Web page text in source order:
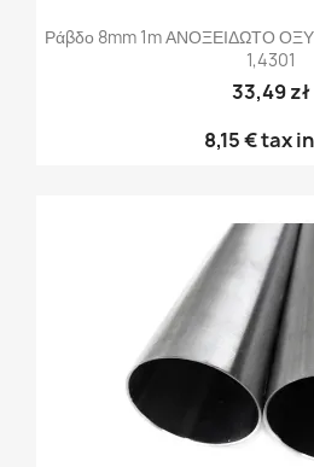
Ράβδο 8mm 1m ΑΝΟΞΕΙΔΩΤΟ
1,4301
33,49 zł
8,15 €tax